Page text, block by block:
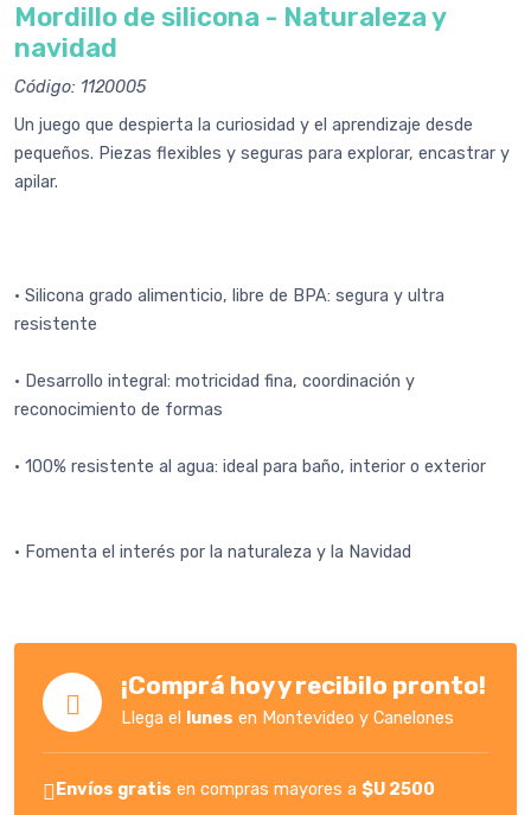
Mordillo de silicona - Naturaleza y
navidad
Código: 1120005
Un juego que despierta la curiosidad y el aprendizaje desde
pequeños. Piezas flexibles y seguras para explorar, encastrar y
apilar.
• Silicona grado alimenticio, libre de BPA: segura y ultra
resistente
• Desarrollo integral: motricidad fina, coordinación y
reconocimiento de formas
• 100% resistente al agua: ideal para baño, interior o exterior
• Fomenta el interés por la naturaleza y la Navidad
¡Comprá hoy y recibilo pronto!
Llega el lunes en Montevideo y Canelones
Envíos gratis en compras mayores a $U 2500